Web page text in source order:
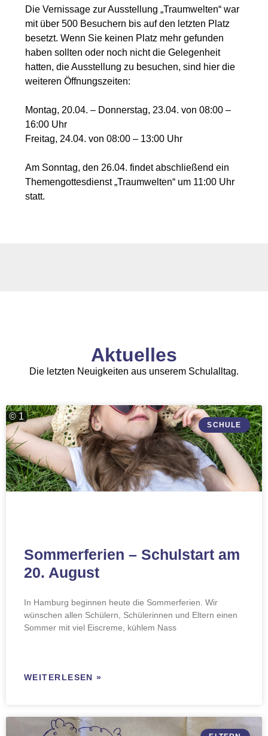
Die Vernissage zur Ausstellung „Traumwelten“ war
mit über 500 Besuchern bis auf den letzten Platz
besetzt. Wenn Sie keinen Platz mehr gefunden
haben sollten oder noch nicht die Gelegenheit
hatten, die Ausstellung zu besuchen, sind hier die
weiteren Öffnungszeiten:
Montag, 20.04. – Donnerstag, 23.04. von 08:00 –
16:00 Uhr
Freitag, 24.04. von 08:00 – 13:00 Uhr
Am Sonntag, den 26.04. findet abschließend ein
Themengottesdienst „Traumwelten“ um 11:00 Uhr
statt.
Aktuelles
Die letzten Neuigkeiten aus unserem Schulalltag.
© 1
SCHULE
Sommerferien – Schulstart am
20. August
In Hamburg beginnen heute die Sommerferien. Wir
wünschen allen Schülern, Schülerinnen und Eltern einen
Sommer mit viel Eiscreme, kühlem Nass
WEITERLESEN »